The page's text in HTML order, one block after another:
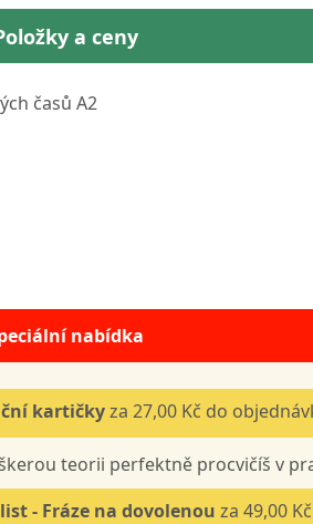
a ceny
časů A2
nabídka
kartičkyza 27,00 Kč do
teorii perfektně procvičíš v
- Fráze na dovolenou za 49,00